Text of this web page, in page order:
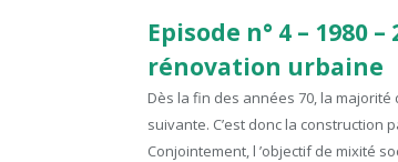
Episode n° 4 – 1980
rénovation urbaine
Dès la fin des années 70, la
suivante. C’est donc la
Conjointement, l ’objectif de mixité